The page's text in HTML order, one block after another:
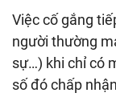
Việc cố gắng
người thường
sự…) khi chỉ có
số đó chấp